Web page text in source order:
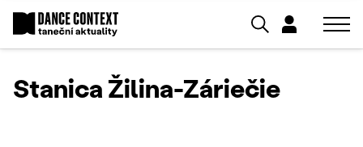
Stanica Žilina-Záriečie